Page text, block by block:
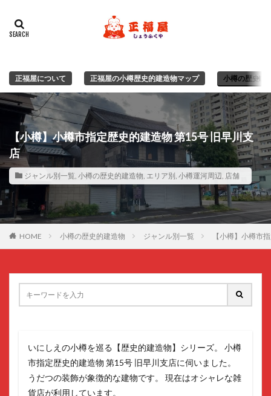
正福屋について 正福屋の小樽歴史的建造物マップ 小樽の歴史的
【小樽】小樽市指定歴史的建造物 第15号 旧早川支
店
ジャンル別一覧, 小樽の歴史的建造物, エリア別, 小樽運河周辺, 店舗
HOME 小樽の歴史的建造物 ジャンル別一覧 【小樽】小樽市
いにしえの小樽を巡る【歴史的建造物】シリーズ。 小樽
市指定歴史的建造物 第15号 旧早川支店に伺いました。
うだつの装飾が象徴的な建物です。 現在はオシャレな雑
貨店が利用しています。